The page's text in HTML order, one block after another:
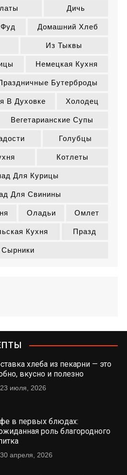
Дичь
Домашний Хлеб
Из Тыквы
Немецкая Кухня
Бутерброды
В Духовке Холодец
Вегетарианские Супы
Голубцы
Котлеты
Для Курицы
Для Свинины
Оладьи Омлет
Кухня Празд
Сырники
хлеба из пекарни — это
вкусно и полезно
23 июля, 2026
в первых блюдах:
роль благородного
30 апреля, 2026